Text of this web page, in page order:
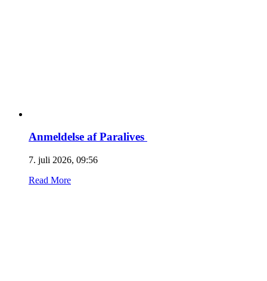
Anmeldelse af Paralives
7. juli 2026, 09:56
Read More